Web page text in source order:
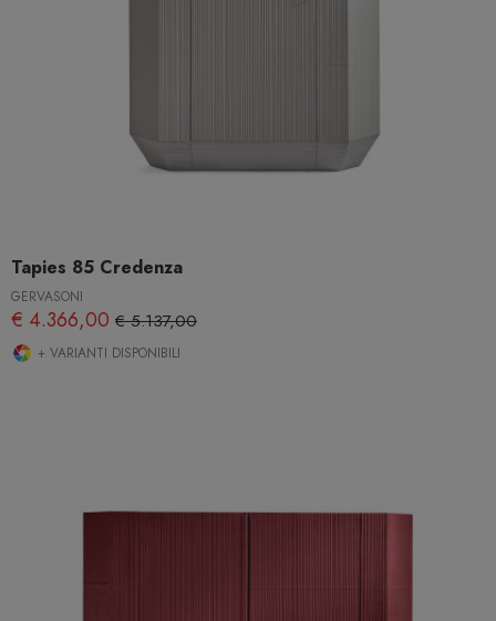
Tapies 85 Credenza
GERVASONI
€ 4.366,00 € 5.137,00
+ VARIANTI DISPONIBILI